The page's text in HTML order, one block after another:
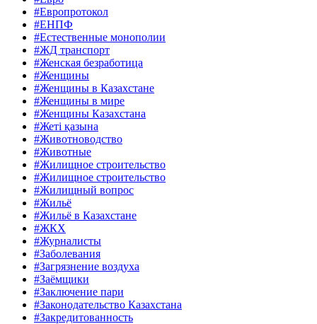
#Европротокол
#ЕНПФ
#Естественные монополии
#ЖД транспорт
#Женская безработица
#Женщины
#Женщины в Казахстане
#Женщины в мире
#Женщины Казахстана
#Жеті қазына
#Животноводство
#Животные
#Жилищное строительство
#Жилищное строительство
#Жилищный вопрос
#Жильё
#Жильё в Казахстане
#ЖКХ
#Журналисты
#Заболевания
#Загрязнение воздуха
#Заёмщики
#Заключение пари
#Законодательство Казахстана
#Закредитованность